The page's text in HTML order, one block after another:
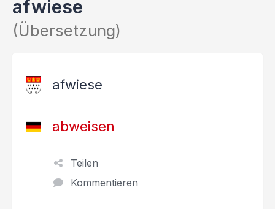
afwiese
(Übersetzung)
afwiese
abweisen
Teilen
Kommentieren